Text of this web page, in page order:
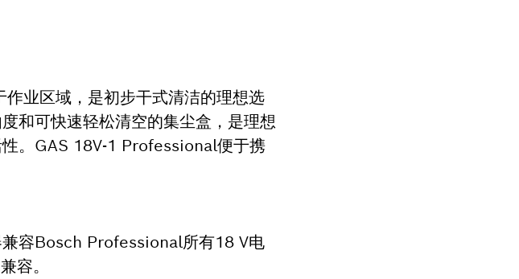
业区域，是初步干式清洁的理想选
和可快速轻松清空的集尘盒，是理想
。GAS 18V-1 Professional便于携
容Bosch Professional所有18 V电
容。